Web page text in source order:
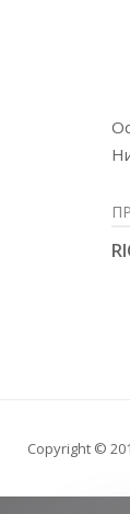
Copyright ©